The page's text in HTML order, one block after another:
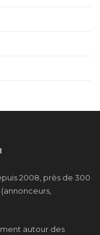
2008, près de 300
autour des